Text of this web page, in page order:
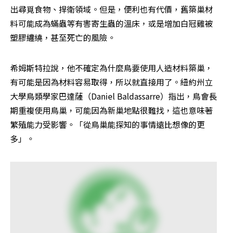
出尋覓食物、捍衛領域。但是，便利也有代價，舊築巢材
料可能成為蟎蟲等有害寄生蟲的溫床，或是增加白冠雞被
塑膠纏繞，甚至死亡的風險。
希姆斯特拉說，他不確定為什麼鳥要使用人造材料築巢，
有可能是因為材料容易取得，所以就直接用了。紐約州立
大學鳥類學家巴達薩（Daniel Baldassarre）指出，鳥會長
期重複使用鳥巢，可能因為新巢地點很難找，這也意味著
繁殖能力受影響。「從鳥巢能探知的事情遠比想像的更
多」。